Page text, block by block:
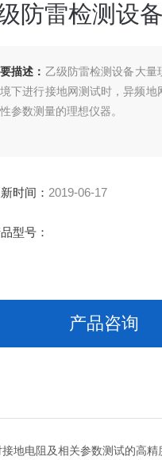
防雷检测设备
描述： 乙级防雷检测设备​大
下进行接地网测试时，异频
参数测量的理想仪器。
时间： 2019-06-17
型号：
产品咨询
地电阻及相关参数测试的高